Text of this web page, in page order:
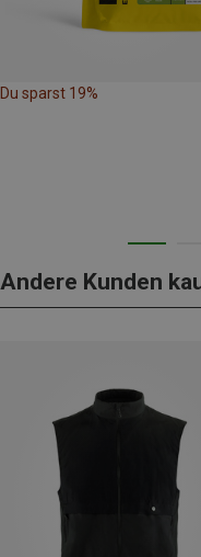
Du sparst 19%
Andere Kunden